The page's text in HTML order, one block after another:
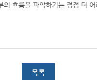
흐름을 파악하기는 점점 더 어
목록